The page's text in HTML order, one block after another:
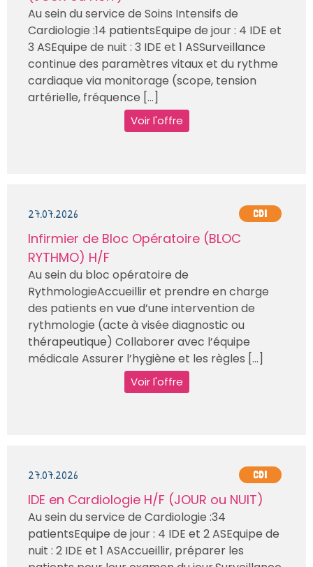
Au sein du service de Soins Intensifs de
Cardiologie :14 patientsEquipe de jour : 4 IDE et
3 ASEquipe de nuit : 3 IDE et 1 ASSurveillance
continue des paramètres vitaux et du rythme
cardiaque via monitorage (scope, tension
artérielle, fréquence [...]
Voir l'offre
27.07.2026 CDI
Infirmier de Bloc Opératoire (BLOC
RYTHMO) H/F
Au sein du bloc opératoire de
RythmologieAccueillir et prendre en charge
des patients en vue d’une intervention de
rythmologie (acte à visée diagnostic ou
thérapeutique) Collaborer avec l’équipe
médicale Assurer l’hygiène et les règles [...]
Voir l'offre
27.07.2026 CDI
IDE en Cardiologie H/F (JOUR ou NUIT)
Au sein du service de Cardiologie :34
patientsEquipe de jour : 4 IDE et 2 ASEquipe de
nuit : 2 IDE et 1 ASAccueillir, préparer les